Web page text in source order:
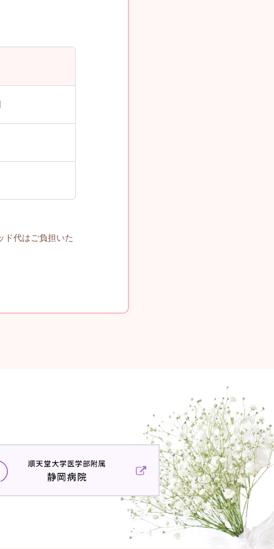
ド代はご負担いた